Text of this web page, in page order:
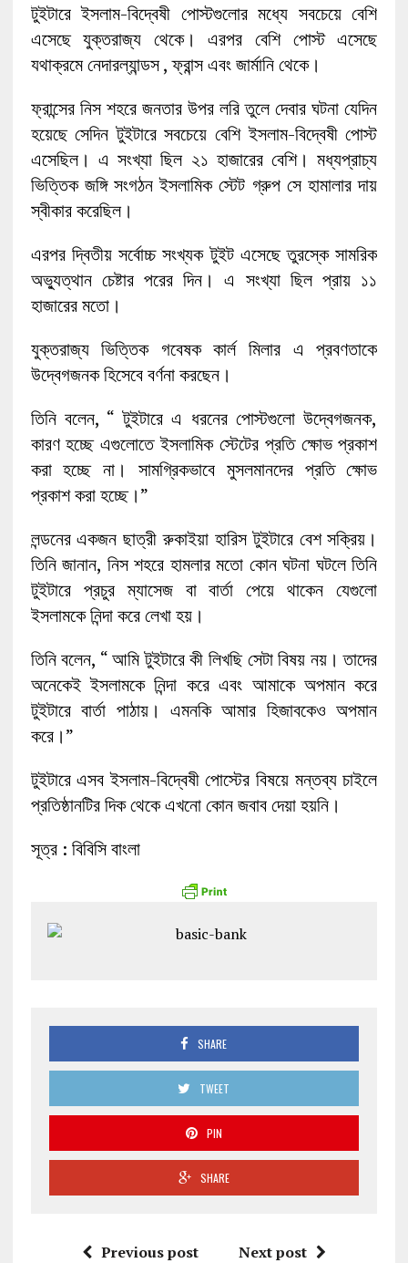
টুইটারে ইসলাম-বিদ্বেষী পোস্টগুলোর মধ্যে সবচেয়ে বেশি
এসেছে যুক্তরাজ্য থেকে। এরপর বেশি পোস্ট এসেছে
যথাক্রমে নেদারল্যান্ডস , ফ্রান্স এবং জার্মানি থেকে।
ফ্রান্সের নিস শহরে জনতার উপর লরি তুলে দেবার ঘটনা যেদিন
হয়েছে সেদিন টুইটারে সবচেয়ে বেশি ইসলাম-বিদ্বেষী পোস্ট
এসেছিল। এ সংখ্যা ছিল ২১ হাজারের বেশি। মধ্যপ্রাচ্য
ভিত্তিক জঙ্গি সংগঠন ইসলামিক স্টেট গ্রুপ সে হামালার দায়
স্বীকার করেছিল।
এরপর দ্বিতীয় সর্বোচ্চ সংখ্যক টুইট এসেছে তুরস্কে সামরিক
অভ্যুত্থান চেষ্টার পরের দিন। এ সংখ্যা ছিল প্রায় ১১
হাজারের মতো।
যুক্তরাজ্য ভিত্তিক গবেষক কার্ল মিলার এ প্রবণতাকে
উদ্বেগজনক হিসেবে বর্ণনা করছেন।
তিনি বলেন, “ টুইটারে এ ধরনের পোস্টগুলো উদ্বেগজনক,
কারণ হচ্ছে এগুলোতে ইসলামিক স্টেটের প্রতি ক্ষোভ প্রকাশ
করা হচ্ছে না। সামগ্রিকভাবে মুসলমানদের প্রতি ক্ষোভ
প্রকাশ করা হচ্ছে।”
লন্ডনের একজন ছাত্রী রুকাইয়া হারিস টুইটারে বেশ সক্রিয়।
তিনি জানান, নিস শহরে হামলার মতো কোন ঘটনা ঘটলে তিনি
টুইটারে প্রচুর ম্যাসেজ বা বার্তা পেয়ে থাকেন যেগুলো
ইসলামকে নিন্দা করে লেখা হয়।
তিনি বলেন, “ আমি টুইটারে কী লিখছি সেটা বিষয় নয়। তাদের
অনেকেই ইসলামকে নিন্দা করে এবং আমাকে অপমান করে
টুইটারে বার্তা পাঠায়। এমনকি আমার হিজাবকেও অপমান
করে।”
টুইটারে এসব ইসলাম-বিদ্বেষী পোস্টের বিষয়ে মন্তব্য চাইলে
প্রতিষ্ঠানটির দিক থেকে এখনো কোন জবাব দেয়া হয়নি।
সূত্র : বিবিসি বাংলা
SHARE
TWEET
PIN
SHARE
Previous post Next post